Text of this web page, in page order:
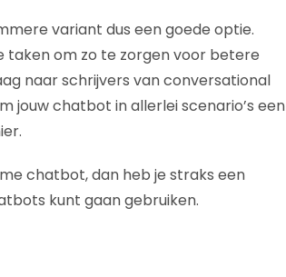
variant dus een goede optie.
taken om zo te zorgen voor betere
naar schrijvers van conversational
jouw chatbot in allerlei scenario’s een
chatbot, dan heb je straks een
kunt gaan gebruiken.